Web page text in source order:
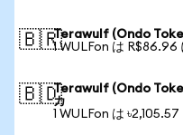
🇧🇷Terawulf (Ondo
1 WULFon は R$86.96
🇧🇩Terawulf (Ondo
カ
1 WULFon は ৳2,105.57